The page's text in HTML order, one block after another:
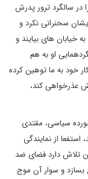
در سالگرد ترور پدرش
سخنرانی نکرد و
خیابان های بیایند و
او به هم
خود به ما توهین کرده
عذرخواهی کند،
سیاسی، مقتدی
از نمایندگی
تلاش دارد فضای ضد
بسازد و سوار آن موج